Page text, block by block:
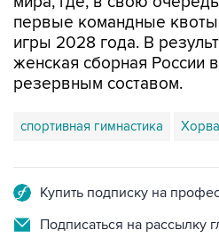
первые командные
игры 2028 года. В
женская сборная России
резервным составом.
спортивная гимнастика
Купить подписку на
Подписаться на рассылку